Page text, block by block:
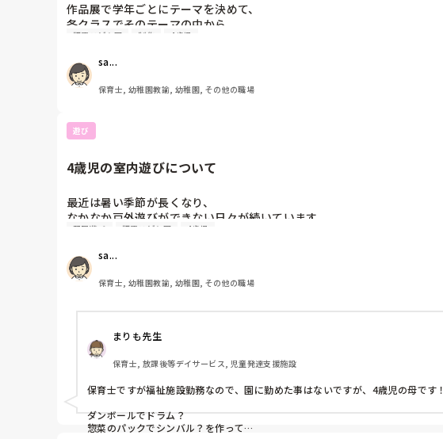
作品展で学年ごとにテーマを決めて、
各クラスでそのテーマの中から
学年で分担できそうなオススメのテーマを
募集しております。
（例: テーマ→日本　クラス→大阪　沖縄　北海道）
出し物としての「遊べるもの」「写真スポット」
「展示物」　等の題材案についても、
認定こども園 制作 4歳児
sa...
保育士, 幼稚園教諭, 幼稚園, その他の職場
遊び
4歳児の室内遊びについて
最近は暑い季節が長くなり、
なかなか戸外遊びができない日々が続いています。
だんだんと候補が無くなってきています。
4歳児の室内遊びで、
40〜50分程度の設定に使える遊びを募集します。
オススメの室内遊び情報を
部屋遊び 認定こども園 4歳児
sa...
保育士, 幼稚園教諭, 幼稚園, その他の職場
まりも先生
保育士, 放課後等デイサービス, 児童発達支援施設
保育士ですが福祉施設勤務なので、園に勤めた事はないですが、4歳児の母です！
ダンボールでドラム？
惣菜のパックでシンバル？を作って